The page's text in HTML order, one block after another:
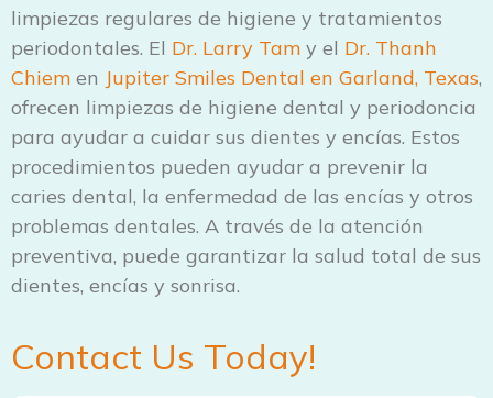
limpiezas regulares de higiene y tratamientos
periodontales. El Dr. Larry Tam y el Dr. Thanh
Chiem en Jupiter Smiles Dental en Garland, Texas,
ofrecen limpiezas de higiene dental y periodoncia
para ayudar a cuidar sus dientes y encías. Estos
procedimientos pueden ayudar a prevenir la
caries dental, la enfermedad de las encías y otros
problemas dentales. A través de la atención
preventiva, puede garantizar la salud total de sus
dientes, encías y sonrisa.
Contact Us Today!